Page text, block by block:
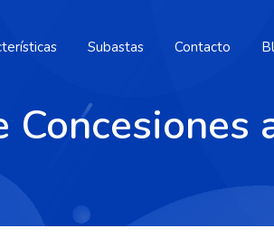
Subastas Contacto
Concesiones